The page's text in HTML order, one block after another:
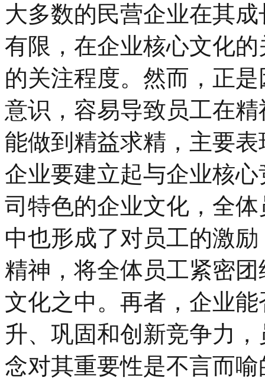
大多数的民营企业在其
有限，在企业核心文化
的关注程度。然而，正
意识，容易导致员工在
能做到精益求精，主要
企业要建立起与企业核
司特色的企业文化，全
中也形成了对员工的激
精神，将全体员工紧密
文化之中。再者，企业
升、巩固和创新竞争力
念对其重要性是不言而